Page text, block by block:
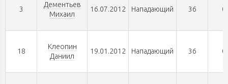
3
Дементьев
Михаил
16.07.2012 Нападающий 36 0
18
Клеопин
Даниил
19.01.2012 Нападающий 36 0